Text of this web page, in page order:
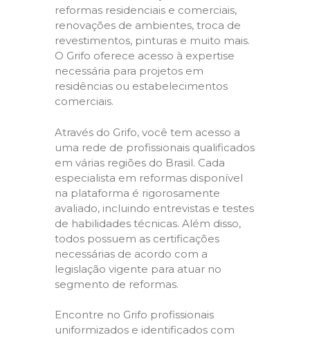
reformas residenciais e comerciais,
renovações de ambientes, troca de
revestimentos, pinturas e muito mais.
O Grifo oferece acesso à expertise
necessária para projetos em
residências ou estabelecimentos
comerciais.
Através do Grifo, você tem acesso a
uma rede de profissionais qualificados
em várias regiões do Brasil. Cada
especialista em reformas disponível
na plataforma é rigorosamente
avaliado, incluindo entrevistas e testes
de habilidades técnicas. Além disso,
todos possuem as certificações
necessárias de acordo com a
legislação vigente para atuar no
segmento de reformas.
Encontre no Grifo profissionais
uniformizados e identificados com